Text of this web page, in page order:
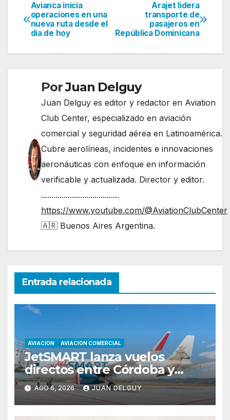
Navegación
de
entradas
Arajet lidera
transporte de
pasajeros en
República Dominicana
Avianca inicia
operaciones en una
nueva ruta desde el
dia de hoy
PorJuan Delguy
Juan Delguy es editor y redactor en Aviation
Club Center, especializado en aviación
comercial y seguridad aérea en Latinoamérica.
Cubre aerolíneas, incidentes e innovaciones
aeronáuticas con enfoque en información
verificable y actualizada. Director y editor.
......................................
https://www.youtube.com/@AviationClubCenter
🇦🇷 Buenos Aires Argentina.
Entrada relacionada
AVIACION AVIACION COMERCIAL
JetSMART lanza vuelos
directos entre Córdoba y
Florianópolis
AGO 6, 2026 JUAN DELGUY